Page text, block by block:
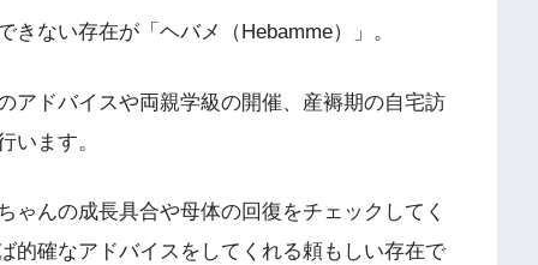
ない存在が「ヘバメ（Hebamme）」。
アドバイスや両親学級の開催、産褥期の自宅訪
います。
ゃんの成長具合や母体の回復をチェックしてく
的確なアドバイスをしてくれる頼もしい存在で